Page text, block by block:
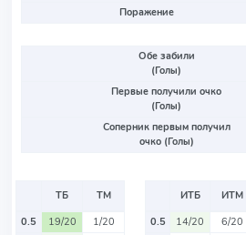
Поражение
Обе забили
(Голы)
Первые получили очко
(Голы)
Соперник первым получил
очко (Голы)
ТБ
ТМ
0.5
19/20
1/20
ИТБ
ИТМ
0.5
14/20
6/20